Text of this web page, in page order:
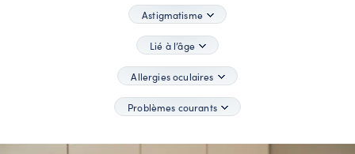
Astigmatisme
Lié à l’âge
Allergies oculaires
Problèmes courants